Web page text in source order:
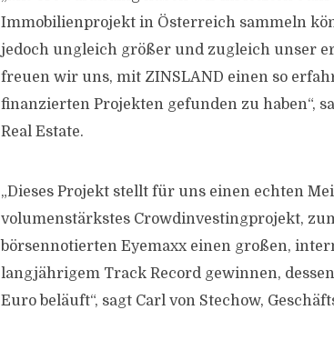
Immobilienprojekt in Österreich sammeln
jedoch ungleich größer und zugleich unser
freuen wir uns, mit ZINSLAND einen so
finanzierten Projekten gefunden zu haben“,
Real Estate.
„Dieses Projekt stellt für uns einen echten
volumenstärkstes Crowdinvestingprojekt,
börsennotierten Eyemaxx einen großen,
langjährigem Track Record gewinnen,
Euro beläuft“, sagt Carl von Stechow,